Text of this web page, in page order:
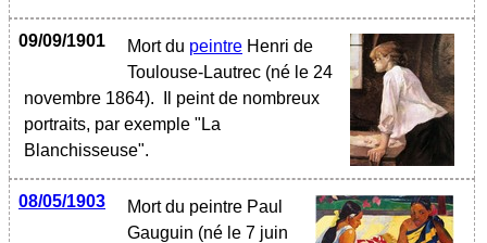
09/09/1901 Mort du peintre Henri de
Toulouse-Lautrec (né le 24
novembre 1864). Il peint de nombreux
portraits, par exemple "La
Blanchisseuse".
08/05/1903
Mort du peintre Paul
Gauguin (né le 7 juin